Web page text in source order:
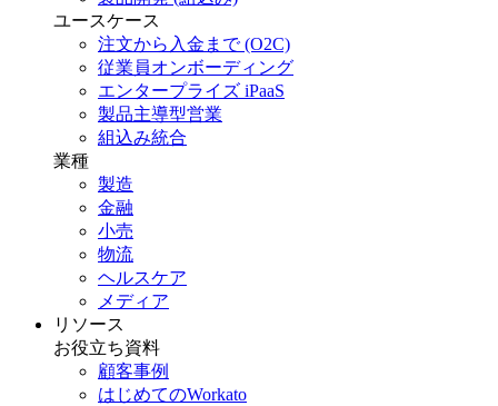
ユースケース
注文から入金まで (O2C)
従業員オンボーディング
エンタープライズ iPaaS
製品主導型営業
組込み統合
業種
製造
金融
小売
物流
ヘルスケア
メディア
リソース
お役立ち資料
顧客事例
はじめてのWorkato